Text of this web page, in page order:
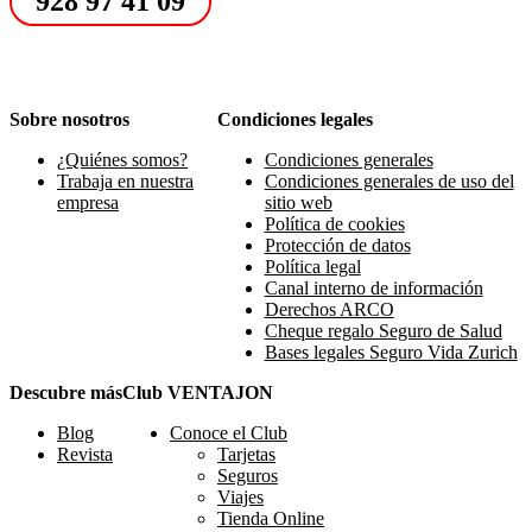
Sobre nosotros
¿Quiénes somos?
Trabaja en nuestra
empresa
Condiciones legales
Condiciones generales
Condiciones generales de uso del
sitio web
Política de cookies
Protección de datos
Política legal
Canal interno de información
Derechos ARCO
Cheque regalo Seguro de Salud
Bases legales Seguro Vida Zurich
Descubre más
Blog
Revista
Club VENTAJON
Conoce el Club
Tarjetas
Seguros
Viajes
Tienda Online